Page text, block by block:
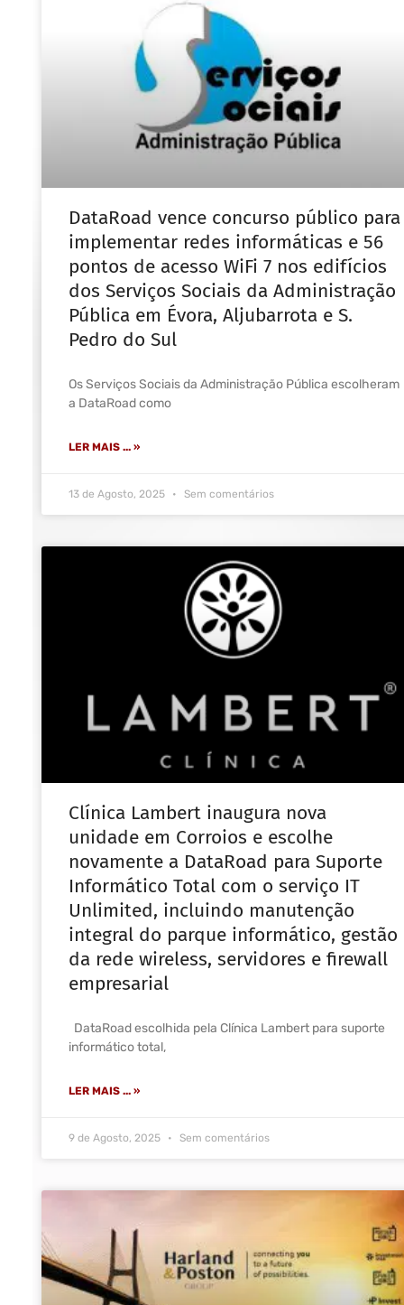
DataRoad vence concurso público para
implementar redes informáticas e 56
pontos de acesso WiFi 7 nos edifícios
dos Serviços Sociais da Administração
Pública em Évora, Aljubarrota e S.
Pedro do Sul
Os Serviços Sociais da Administração Pública escolheram
a DataRoad como
LER MAIS ... »
13 de Agosto, 2025 Sem comentários
Clínica Lambert inaugura nova
unidade em Corroios e escolhe
novamente a DataRoad para Suporte
Informático Total com o serviço IT
Unlimited, incluindo manutenção
integral do parque informático, gestão
da rede wireless, servidores e firewall
empresarial
DataRoad escolhida pela Clínica Lambert para suporte
informático total,
LER MAIS ... »
9 de Agosto, 2025 Sem comentários